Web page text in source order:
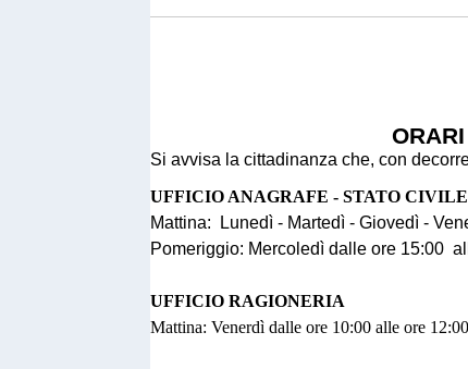
Si avvisa la cittadinanza che, con
UFFICIO ANAGRAFE - STATO
Mattina: Lunedì - Martedì - Giovedì -
Pomeriggio: Mercoledì dalle ore 15:00
UFFICIO RAGIONERIA
Mattina: Venerdì dalle ore 10:00 alle ore 12:00